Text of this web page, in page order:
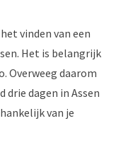
vinden van een
Het is belangrijk
Overweeg daarom
drie dagen in Assen
van je